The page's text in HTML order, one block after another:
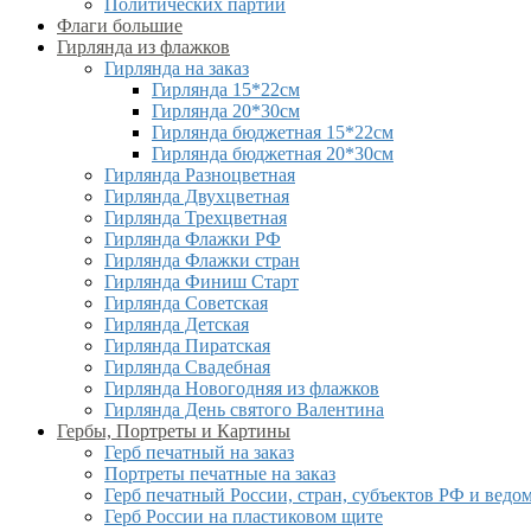
Политических партий
Флаги большие
Гирлянда из флажков
Гирлянда на заказ
Гирлянда 15*22см
Гирлянда 20*30см
Гирлянда бюджетная 15*22см
Гирлянда бюджетная 20*30см
Гирлянда Разноцветная
Гирлянда Двухцветная
Гирлянда Трехцветная
Гирлянда Флажки РФ
Гирлянда Флажки стран
Гирлянда Финиш Старт
Гирлянда Советская
Гирлянда Детская
Гирлянда Пиратская
Гирлянда Свадебная
Гирлянда Новогодняя из флажков
Гирлянда День святого Валентина
Гербы, Портреты и Картины
Герб печатный на заказ
Портреты печатные на заказ
Герб печатный России, стран, субъектов РФ и
Герб России на пластиковом щите